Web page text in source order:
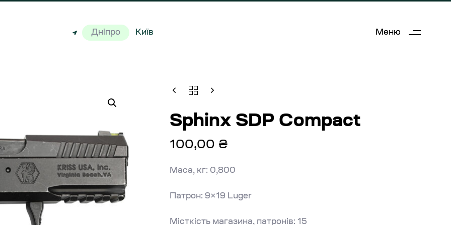
Дніпро Київ Меню
Sphinx SDP Compact
100,00 ₴
Маса, кг: 0,800
Патрон: 9×19 Luger
Місткість магазина, патронів: 15